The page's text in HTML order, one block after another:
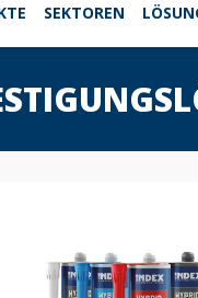
SEKTOREN